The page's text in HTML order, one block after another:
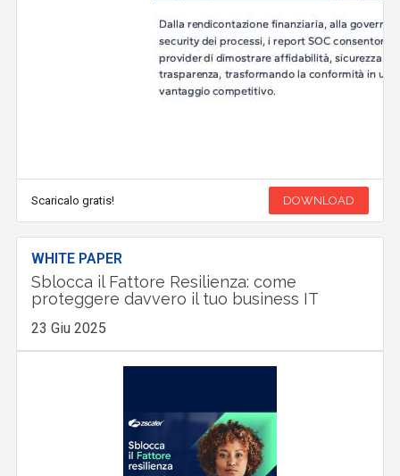
Scaricalo gratis! DOWNLOAD
WHITE PAPER
Sblocca il Fattore Resilienza: come
proteggere davvero il tuo business IT
23 Giu 2025